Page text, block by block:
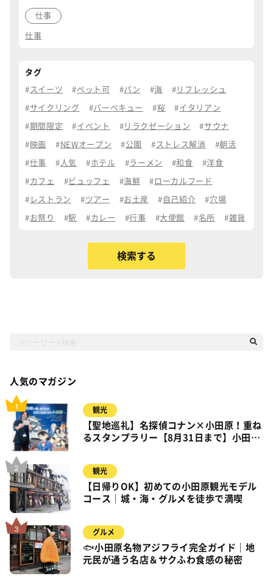
仕事
仕事
タグ
スイーツ ペット可 パン 海 リフレッシュ
サイクリング バーベキュー 桜 イタリアン
期間限定 イベント リラクゼーション サウナ
映画 NEWオープン 公園 ストレス解消 朝活
仕事 人気 ホテル ラーメン 和食 洋食
カフェ ビュッフェ 海鮮 ローカルフード
レストラン ツアー お土産 自己紹介 穴場
お祭り 駅 カレー 行事 大使館 名所 雑貨
人気のマガジン
観光
【聖地巡礼】名探偵コナン×小田原！重ね
るスタンプラリー【8月31日まで】小田
観光
【日帰りOK】初めての小田原観光モデル
コース｜城・海・グルメを徒歩で満喫
グルメ
🐟小田原名物アジフライ完全ガイド｜地
元民が通う名店＆サクふわ食感の秘密